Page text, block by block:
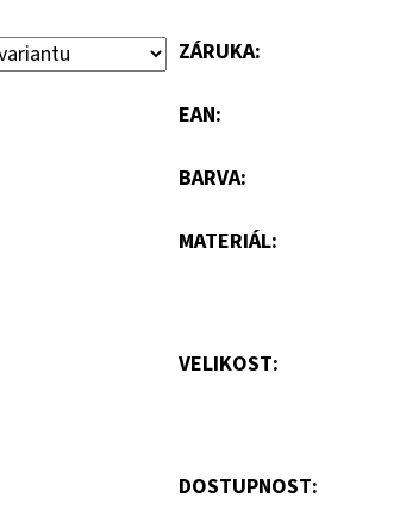
ZÁRUKA:
EAN:
BARVA:
MATERIÁL:
VELIKOST:
DOSTUPNOST: